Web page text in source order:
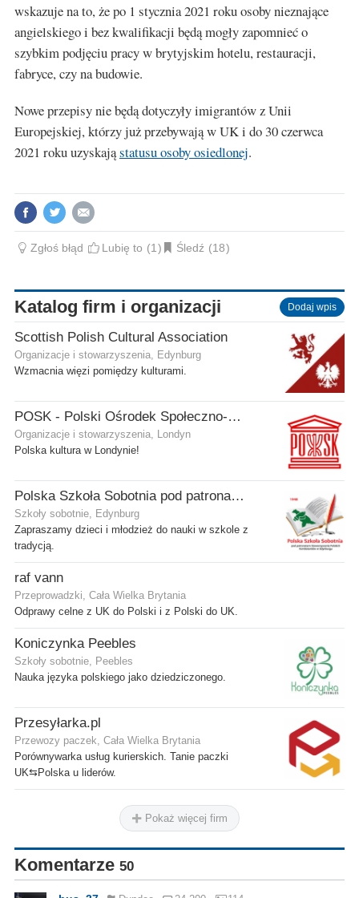
wskazuje na to, że po 1 stycznia 2021 roku osoby nieznające
angielskiego i bez kwalifikacji będą mogły zapomnieć o
szybkim podjęciu pracy w brytyjskim hotelu, restauracji,
fabryce, czy na budowie.
Nowe przepisy nie będą dotyczyły imigrantów z Unii
Europejskiej, którzy już przebywają w UK i do 30 czerwca
2021 roku uzyskająstatusu osoby osiedlonej.
Zgłoś błąd Lubię to 1 Śledź 18
Katalog firm i organizacji Dodaj wpis
Scottish Polish Cultural Association
Organizacje i stowarzyszenia, Edynburg
Wzmacnia więzi pomiędzy kulturami.
POSK - Polski Ośrodek Społeczno-Kulturalny
Organizacje i stowarzyszenia, Londyn
Polska kultura w Londynie!
Polska Szkoła Sobotnia pod patronatem SPK w Edynburgu - Filia Stenhouse
Szkoły sobotnie, Edynburg
Zapraszamy dzieci i młodzież do nauki w szkole z
tradycją.
raf vann
Przeprowadzki, Cała Wielka Brytania
Odprawy celne z UK do Polski i z Polski do UK.
Koniczynka Peebles
Szkoły sobotnie, Peebles
Nauka języka polskiego jako dziedziczonego.
Przesyłarka.pl
Przewozy paczek, Cała Wielka Brytania
Porównywarka usług kurierskich. Tanie paczki
UK⇆Polska u liderów.
Pokaż więcej firm
Komentarze 50